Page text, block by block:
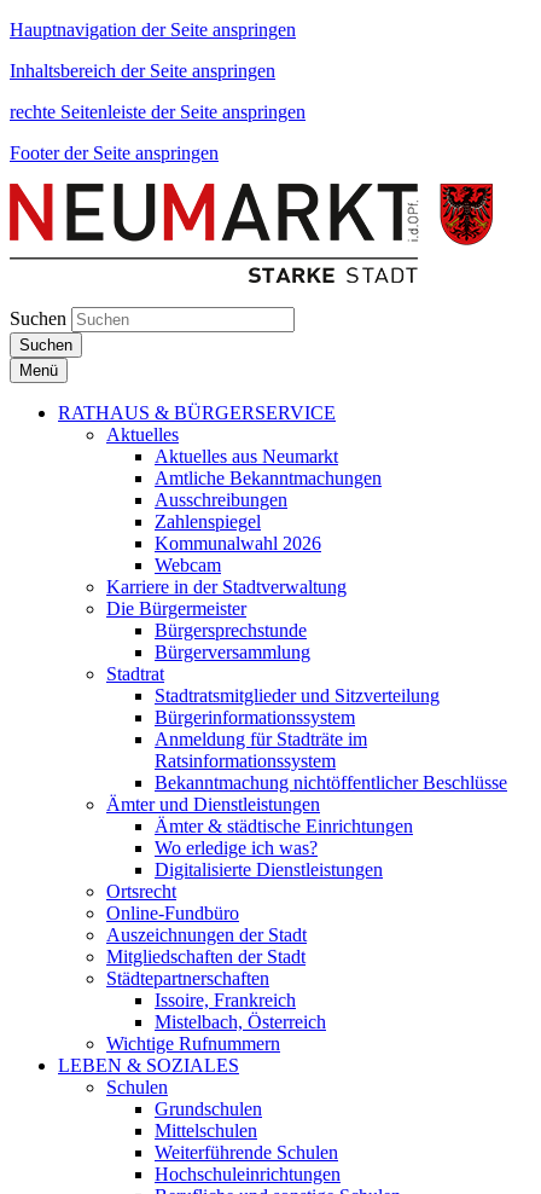
Hauptnavigation der Seite anspringen
Inhaltsbereich der Seite anspringen
rechte Seitenleiste der Seite anspringen
Footer der Seite anspringen
Suchen
Suchen
Menü
RATHAUS & BÜRGERSERVICE
Aktuelles
Aktuelles aus Neumarkt
Amtliche Bekanntmachungen
Ausschreibungen
Zahlenspiegel
Kommunalwahl 2026
Webcam
Karriere in der Stadtverwaltung
Die Bürgermeister
Bürgersprechstunde
Bürgerversammlung
Stadtrat
Stadtratsmitglieder und Sitzverteilung
Bürgerinformationssystem
Anmeldung für Stadträte im
Ratsinformationssystem
Bekanntmachung nichtöffentlicher Beschlüsse
Ämter und Dienstleistungen
Ämter & städtische Einrichtungen
Wo erledige ich was?
Digitalisierte Dienstleistungen
Ortsrecht
Online-Fundbüro
Auszeichnungen der Stadt
Mitgliedschaften der Stadt
Städtepartnerschaften
Issoire, Frankreich
Mistelbach, Österreich
Wichtige Rufnummern
LEBEN & SOZIALES
Schulen
Grundschulen
Mittelschulen
Weiterführende Schulen
Hochschuleinrichtungen